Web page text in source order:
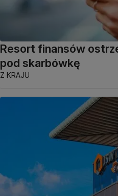
Resort finansów
pod skarbówkę
Z KRAJU